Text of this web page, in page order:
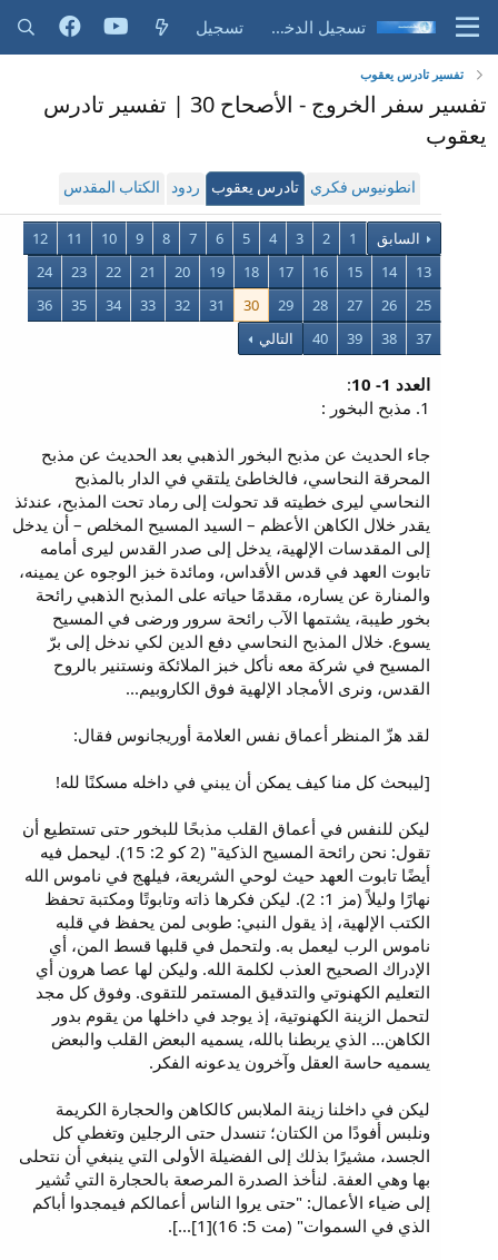
تسجيل الدخول تسجيل
تفسير تادرس يعقوب
تفسير سفر الخروج - الأصحاح 30 | تفسير تادرس
يعقوب
انطونيوس فكري تادرس يعقوب ردود الكتاب المقدس
السابق 1
2
3
4
5
6
7
8
9
10
11
12
13
14
15
16
17
18
19
20
21
22
23
24
25
26
27
28
29
30
31
32
33
34
35
36
37
38
39
40 التالي
العدد 1- 10
:
1. مذبح البخور :
جاء الحديث عن مذبح البخور الذهبي بعد الحديث عن مذبح
المحرقة النحاسي، فالخاطئ يلتقي في الدار بالمذبح
النحاسي ليرى خطيته قد تحولت إلى رماد تحت المذبح، عندئذ
يقدر خلال الكاهن الأعظم – السيد المسيح المخلص – أن يدخل
إلى المقدسات الإلهية، يدخل إلى صدر القدس ليرى أمامه
تابوت العهد في قدس الأقداس، ومائدة خبز الوجوه عن يمينه،
والمنارة عن يساره، مقدمًا حياته على المذبح الذهبي رائحة
بخور طيبة، يشتمها الآب رائحة سرور ورضى في المسيح
يسوع. خلال المذبح النحاسي دفع الدين لكي ندخل إلى برّ
المسيح في شركة معه نأكل خبز الملائكة ونستنير بالروح
القدس، ونرى الأمجاد الإلهية فوق الكاروبيم...
لقد هزّ المنظر أعماق نفس العلامة أوريجانوس فقال:
[ليبحث كل منا كيف يمكن أن يبني في داخله مسكنًا لله!
ليكن للنفس في أعماق القلب مذبحًا للبخور حتى تستطيع أن
تقول: نحن رائحة المسيح الذكية" (2 كو 2: 15). ليحمل فيه
أيضًا تابوت العهد حيث لوحي الشريعة، فيلهج في ناموس الله
نهارًا وليلاً (مز 1: 2). ليكن فكرها ذاته وتابوتًا ومكتبة تحفظ
الكتب الإلهية، إذ يقول النبي: طوبى لمن يحفظ في قلبه
ناموس الرب ليعمل به. ولتحمل في قلبها قسط المن، أي
الإدراك الصحيح العذب لكلمة الله. وليكن لها عصا هرون أي
التعليم الكهنوتي والتدقيق المستمر للتقوى. وفوق كل مجد
لتحمل الزينة الكهنوتية، إذ يوجد في داخلها من يقوم بدور
الكاهن... الذي يربطنا بالله، يسميه البعض القلب والبعض
يسميه حاسة العقل وآخرون يدعونه الفكر.
ليكن في داخلنا زينة الملابس كالكاهن والحجارة الكريمة
ونلبس أفودًا من الكتان؛ تنسدل حتى الرجلين وتغطي كل
الجسد، مشيرًا بذلك إلى الفضيلة الأولى التي ينبغي أن نتحلى
بها وهي العفة. لنأخذ الصدرة المرصعة بالحجارة التي تُشير
إلى ضياء الأعمال: "حتى يروا الناس أعمالكم فيمجدوا أباكم
الذي في السموات" (مت 5: 16)[1]...].